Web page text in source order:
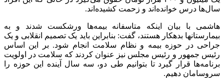
سال‌ها درس خوانده‌اند و زحمت کشیده‌اند.
هاشمی با بیان اینکه متاسفانه بیمه‌ها ورشکست شدند و به
بیمارستانها بدهکار هستند، گفت: بنابراین باید یک تصمیم انقلابی و یک
جراحی در حوزه بیمه و نظام سلامت انجام شود. بر این اساس
رئیس جمهور و رئیس مجلس نیز عنوان کردند که سلامت در اولویت
برنامه‌ها قرار گیرد تا بتوانیم طی دو، سه سال آینده این حوزه را
سروسامان دهیم.